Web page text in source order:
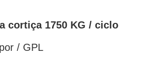
cortiça 1750 KG / ciclo
/ GPL